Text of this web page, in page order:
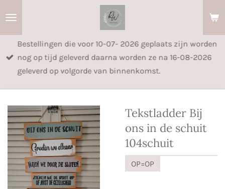
Bestellingen die voor 10-07- 2026 geplaats zijn worden
nog op tijd geleverd daarna worden ze na 16-08-2026
geleverd op volgorde van binnenkomst.
Tekstladder Bij
ons in de schuit
104schuit
OP=OP